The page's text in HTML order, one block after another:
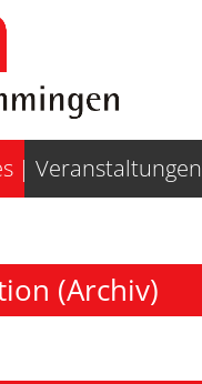
Veranstaltungen
(Archiv)